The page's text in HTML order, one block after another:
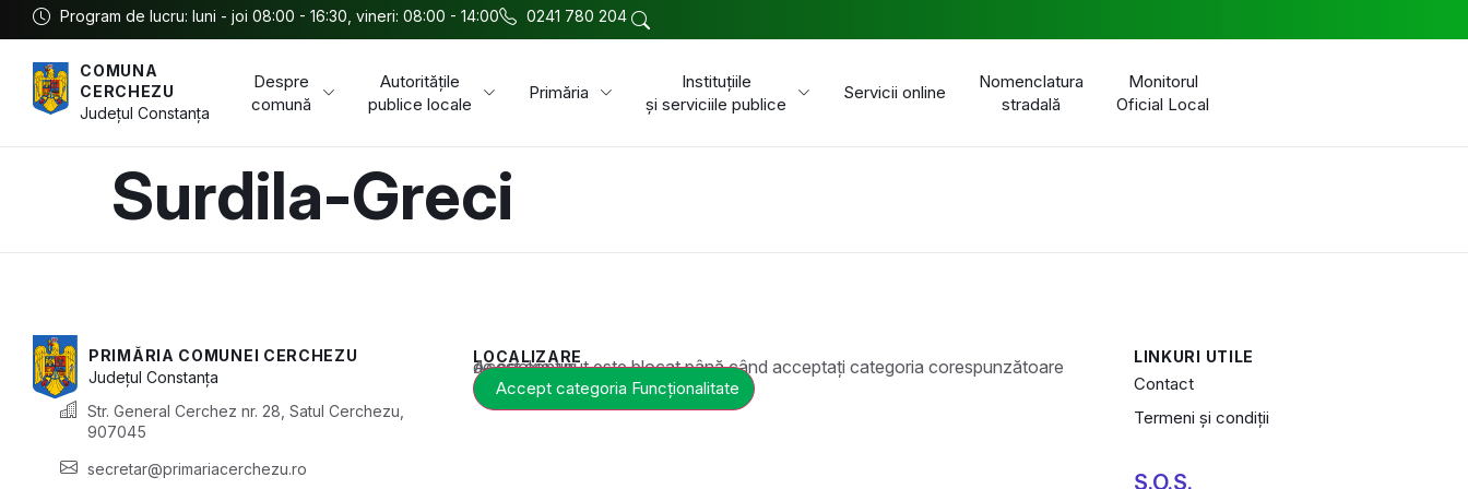
Program de lucru: luni - joi 08:00 - 16:30, vineri: 08:00 - 14:00 0241 780 204
COMUNA
CERCHEZU
JudețulConstanța
Despre
comună
Autoritățile
publice locale
Primăria
Instituțiile
și serviciile publice
Servicii online
Nomenclatura
stradală
Monitorul
Oficial Local
Surdila-Greci
PRIMĂRIA COMUNEI CERCHEZU
JudețulConstanța
Str. General Cerchez nr. 28, Satul Cerchezu,
907045
secretar@primariacerchezu.ro
LOCALIZARE
Acest conținut este blocat până când acceptați categoria corespunzătoare de cookie-uri.
Accept categoria Funcționalitate
LINKURI UTILE
Contact
Termeni și condiții
S.O.S.